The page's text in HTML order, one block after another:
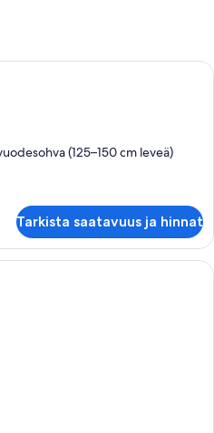
Hotellihuone, jossa on violetti
(125–150 cm leveä)
Tarkista saatavuus ja hinnat